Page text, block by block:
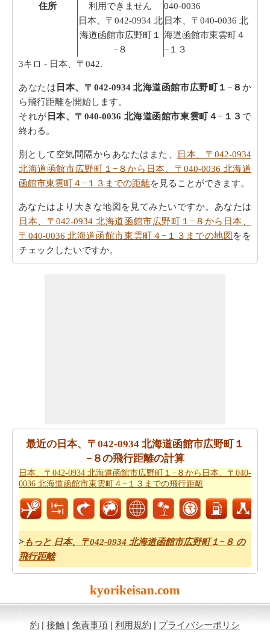
住所
利用できません
日本、〒042-0934 北
海道函館市広野町１
−８
040-0036
日本、〒040-0036 北
海道函館市東雲町４
−１３
3キロ - 日本、〒042.
あなたは 日本、〒042-0934 北海道函館市広野町１−８か
ら飛行距離を開始します。
それが 日本、〒040-0036 北海道函館市東雲町４−１３ で
終わる。
別として空気間隔からあなたはまた、
日本、〒042-0934
北海道函館市広野町１−８から日本、〒040-0036 北海道
函館市東雲町４−１３までの距離を見ることができます。
あなたはより大きな地図を見てみたいですか。あなたは
日本、〒042-0934 北海道函館市広野町１−８から日本、
〒040-0036 北海道函館市東雲町４−１３までの地図をを
チェックしたいですか。
の距離を旅行過ごすことになりますとどのくらいの時間
推定値するのに役立ちます。
あなたの日本、〒042-0934 北海道函館市広野町１−８か
ら日本、〒040-0036 北海道函館市東雲町４−１３までの
か。日本、〒042-0934 北海道函館市広野町１−８から日
本、〒040-0036 北海道函館市東雲町４−１３までの旅行
ために私たちの旅のプランナーをお試しください。
日本、〒042-0934 北海道函館市広野町１−８から日本、
〒040-0036 北海道函館市東雲町４−１３まで飛行機で旅
行をお探しですか。あなたはまた、日本、〒042-0934 北
海道函館市広野町１−８から日本、〒040-0036 北海道函
館市東雲町４−１３までの飛行時間を知ることができま
最近の日本、〒042-0934 北海道函館市広野町１
−８の飛行距離の計算
日本、〒042-0934 北海道函館市広野町１−８から日本、〒040-
0036 北海道函館市東雲町４−１３までの飛行距離
> もっと 日本、〒042-0934 北海道函館市広野町１−８ の
飛行距離
kyorikeisan.com
約 | 接触 | 免責事項 | 利用規約 | プライバシーポリシ